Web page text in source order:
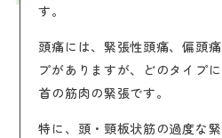
す。
頭痛には、緊張性頭痛、偏頭
プがありますが、どのタイプ
首の筋肉の緊張です。
特に、頭・頸板状筋の過度な